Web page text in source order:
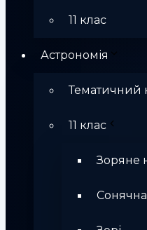
11 клас
Астрономія
Тематичний
11 клас
Зоряне